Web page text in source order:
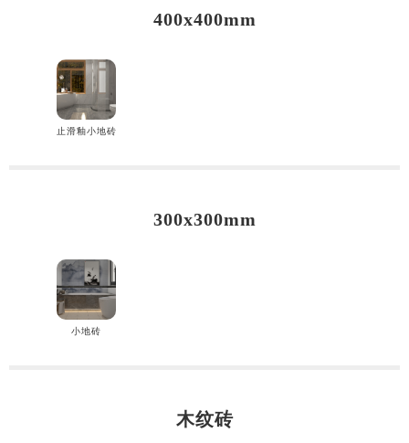
400x400mm
止滑釉小地砖
300x300mm
小地砖
木纹砖